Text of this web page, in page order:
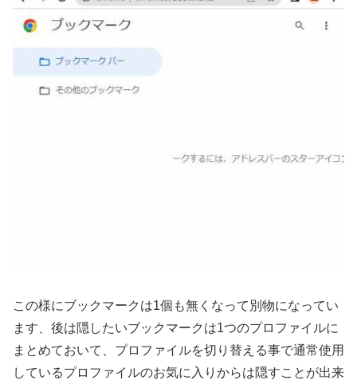
この様にブックマークは1個も無くなって別物になってい
ます、後は隠したいブックマークは1つのプロファイルに
まとめておいて、プロファイルを切り替える事で通常使用
しているプロファイルのお気に入りからは隠すことが出来